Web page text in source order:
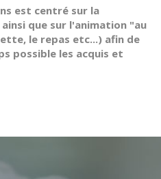
est centré sur la
que sur l'animation "au
le repas etc...) afin de
possible les acquis et